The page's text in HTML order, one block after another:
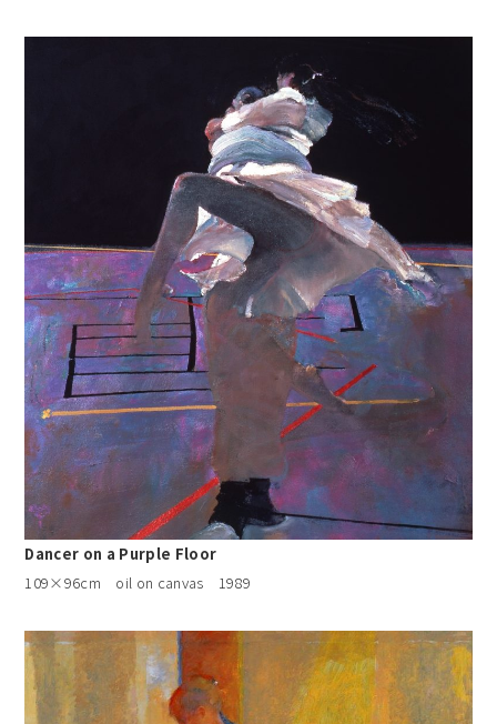
Dancer on a Purple Floor
109×96cm oil on canvas 1989